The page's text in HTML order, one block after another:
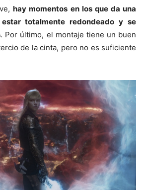
hay momentos en los que da una
totalmente redondeado y se
. Por último, el montaje tiene un buen
de la cinta, pero no es suficiente